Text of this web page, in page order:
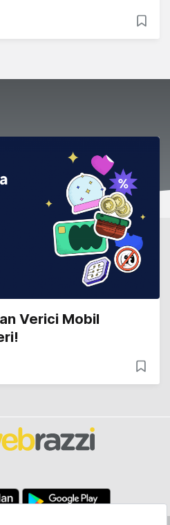
Verici Mobil